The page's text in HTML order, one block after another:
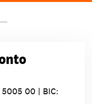
5005 00 | BIC: